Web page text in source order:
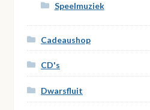
Speelmuziek
Cadeaushop
CD's
Dwarsfluit